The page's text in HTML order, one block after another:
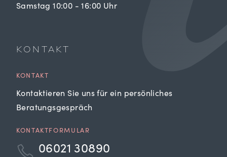
Samstag 10:00 - 16:00 Uhr
KONTAKT
KONTAKT
Kontaktieren Sie uns für ein persönliches
Beratungsgespräch
KONTAKTFORMULAR
06021 30890